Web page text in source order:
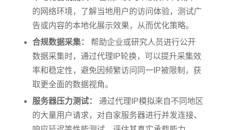
的网络环境，了解当地用户的访问体验，测试广
告或内容的本地化展示效果，从而优化策略。
合规数据采集：
帮助企业或研究人员进行公开
数据采集时，通过代理IP轮换，可以提升采集效
率和稳定性，避免因频繁访问同一IP被限制，获
取更全面的数据视角。
服务器压力测试：
通过代理IP模拟来自不同地区
的大量用户请求，对自家服务器进行并发连接、